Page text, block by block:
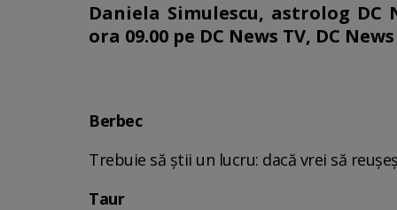
Daniela Simulescu, astrolog
ora 09.00 pe DC News TV, DC
Berbec
Trebuie să știi un lucru: dacă vrei să
Taur